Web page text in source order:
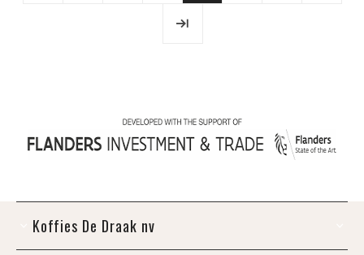
Koffies De Draak nv